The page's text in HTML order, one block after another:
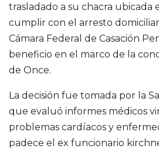
trasladado a su chacra ubicada
cumplir con el arresto
Cámara Federal de Casación
beneficio en el marco de la
de Once.
La decisión fue tomada por la
que evaluó informes médicos
problemas cardíacos y
padece el ex funcionario